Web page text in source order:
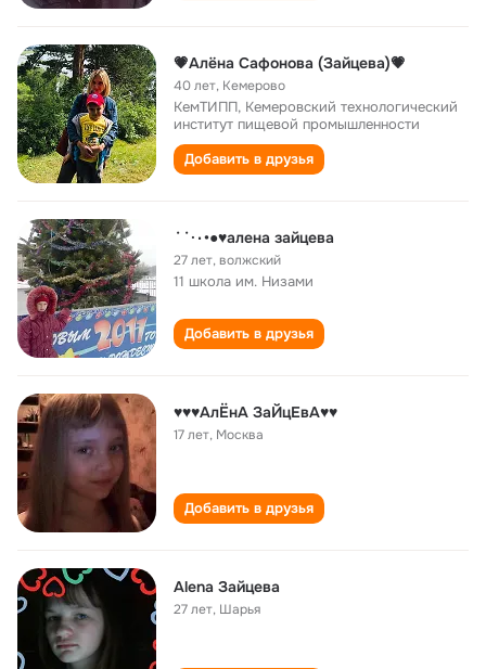
💗Алёна Сафонова (Зайцева)💗
40 лет, Кемерово
КемТИПП, Кемеровский технологический
институт пищевой промышленности
Добавить в друзья
˙˙·٠•●♥алена зайцева
27 лет,волжский
11 школа им. Низами
Добавить в друзья
♥♥♥АлЁнА ЗаЙцЕвА♥♥
17 лет, Москва
Добавить в друзья
Alena Зайцева
27 лет, Шарья